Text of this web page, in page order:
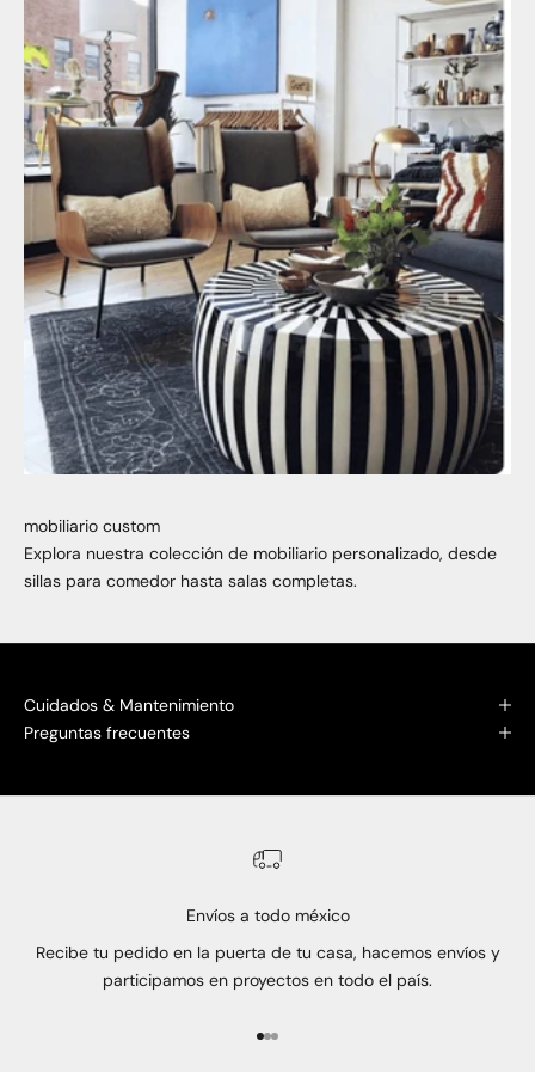
mobiliario custom
Explora nuestra colección de mobiliario personalizado, desde
sillas para comedor hasta salas completas.
Cuidados & Mantenimiento
Preguntas frecuentes
Envíos a todo méxico
Recibe tu pedido en la puerta de tu casa, hacemos envíos y
participamos en proyectos en todo el país.
Ir al artículo 1
Ir al artículo 2
Ir al artículo 3